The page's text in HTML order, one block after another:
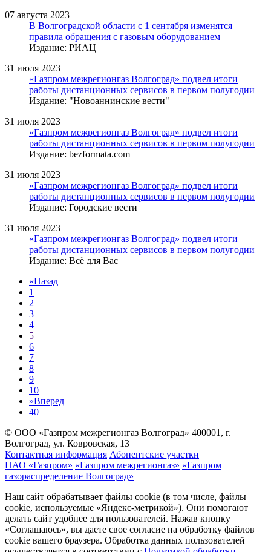
07 августа 2023
В Волгоградской области с 1 сентября изменятся
правила обращения с газовым оборудованием
Издание: РИАЦ
31 июля 2023
«Газпром межрегионгаз Волгоград» подвел итоги
работы дистанционных сервисов в первом полугодии
Издание: "Новоаннинские вести"
31 июля 2023
«Газпром межрегионгаз Волгоград» подвел итоги
работы дистанционных сервисов в первом полугодии
Издание: bezformata.com
31 июля 2023
«Газпром межрегионгаз Волгоград» подвел итоги
работы дистанционных сервисов в первом полугодии
Издание: Городские вести
31 июля 2023
«Газпром межрегионгаз Волгоград» подвел итоги
работы дистанционных сервисов в первом полугодии
Издание: Всё для Вас
«Назад
1
2
3
4
5
6
7
8
9
10
»Вперед
40
© ООО «Газпром межрегионгаз Волгоград» 400001, г.
Волгоград, ул. Ковровская, 13
Контактная информация Абонентские участки
ПАО «Газпром» «Газпром межрегионгаз» «Газпром
газораспределение Волгоград»
Наш сайт обрабатывает файлы cookie (в том числе, файлы
cookie, используемые «Яндекс-метрикой»). Они помогают
делать сайт удобнее для пользователей. Нажав кнопку
«Соглашаюсь», вы даете свое согласие на обработку файлов
cookie вашего браузера. Обработка данных пользователей